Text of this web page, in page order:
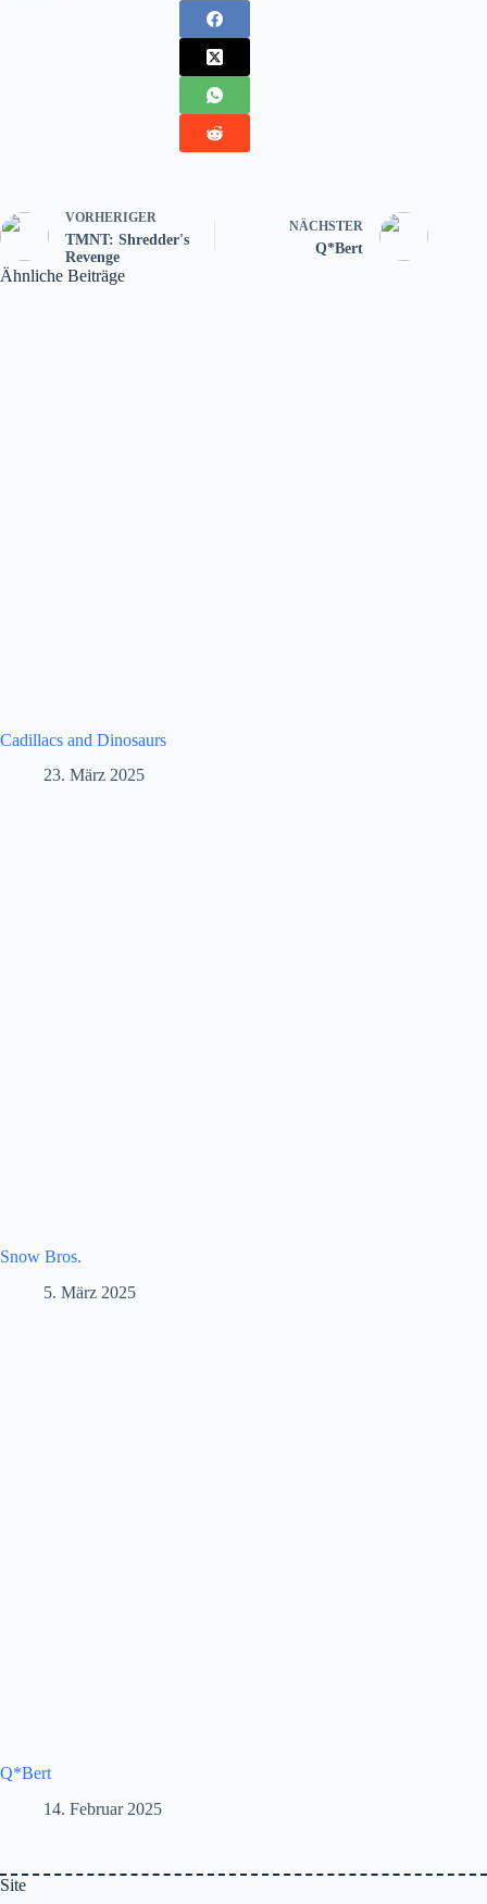
VORHERIGER
TMNT: Shredder's
Revenge
NÄCHSTER
Q*Bert
Ähnliche Beiträge
Cadillacs and Dinosaurs
23. März 2025
Snow Bros.
5. März 2025
Q*Bert
14. Februar 2025
Site